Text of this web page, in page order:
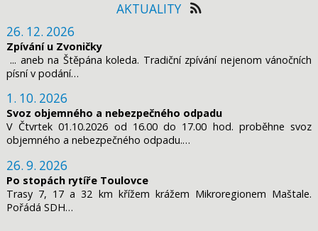
AKTUALITY
26. 12. 2026
Zpívání u Zvoničky
... aneb na Štěpána koleda. Tradiční zpívání nejenom vánočních
písní v podání…
1. 10. 2026
Svoz objemného a nebezpečného odpadu
V Čtvrtek 01.10.2026 od 16.00 do 17.00 hod. proběhne svoz
objemného a nebezpečného odpadu.…
26. 9. 2026
Po stopách rytíře Toulovce
Trasy 7, 17 a 32 km křížem krážem Mikroregionem Maštale.
Pořádá SDH…